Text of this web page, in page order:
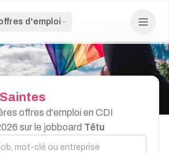
d'emploi
Saintes
offres d'emploi en CDI
sur le jobboard Têtu
clé ou entreprise